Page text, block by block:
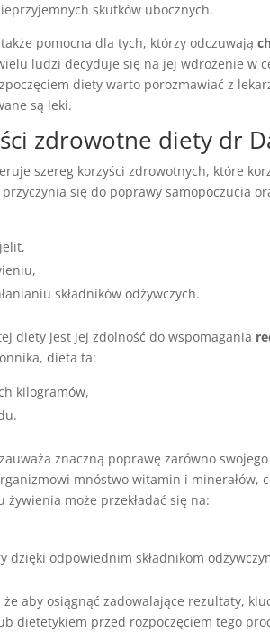
skutków ubocznych.
pomocna dla tych, którzy odczuwają
ludzi decyduje się na jej wdrożenie w
diety warto porozmawiać z
są leki.
zdrowotne diety dr
szereg korzyści zdrowotnych, które
się do poprawy samopoczucia
składników odżywczych.
diety jest jej zdolność do wspomagania
dieta ta:
kilogramów,
znaczną poprawę zarówno
mnóstwo witamin i minerałów,
żywienia może przekładać się na:
dzięki odpowiednim składnikom
aby osiągnąć zadowalające rezultaty,
dietetykiem przed rozpoczęciem tego